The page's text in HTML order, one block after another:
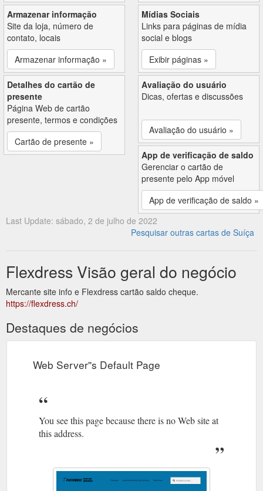
Armazenar informação
Site da loja, número de
contato, locais
Armazenar informação »
Mídias Sociais
Links para páginas de mídia
social e blogs
Exibir páginas »
Detalhes do cartão de
presente
Página Web de cartão
presente, termos e condições
Cartão de presente »
Avaliação do usuário
Dicas, ofertas e discussões
Avaliação do usuário »
App de verificação de saldo
Gerenciar o cartão de
presente pelo App móvel
App de verificação de saldo »
Last Update: sábado, 2 de julho de 2022
Pesquisar outras cartas de Suíça
Flexdress Visão geral do negócio
Mercante site info e Flexdress cartão saldo cheque.
https://flexdress.ch/
Destaques de negócios
Web Server''s Default Page
You see this page because there is no Web site at
this address.